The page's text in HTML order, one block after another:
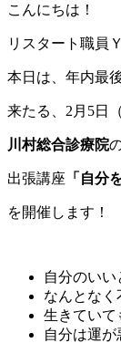
こんにちは！
リスタート職員
本日は、年内最
来たる、2月5日
川村総合診療院
出張講座 「自分
を開催します！
自分のい
なんとなく
生きてい
自分は運